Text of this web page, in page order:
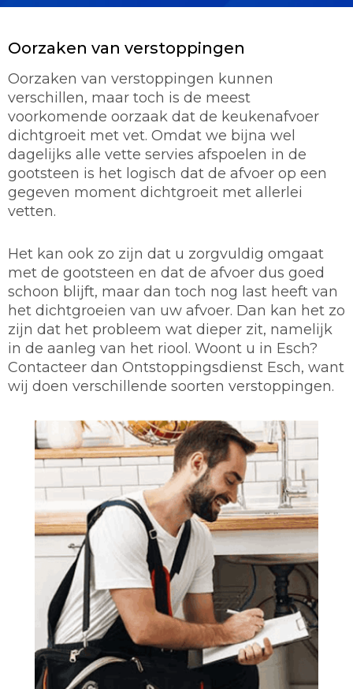
Oorzaken van verstoppingen
Oorzaken van verstoppingen kunnen
verschillen, maar toch is de meest
voorkomende oorzaak dat de keukenafvoer
dichtgroeit met vet. Omdat we bijna wel
dagelijks alle vette servies afspoelen in de
gootsteen is het logisch dat de afvoer op een
gegeven moment dichtgroeit met allerlei
vetten.
Het kan ook zo zijn dat u zorgvuldig omgaat
met de gootsteen en dat de afvoer dus goed
schoon blijft, maar dan toch nog last heeft van
het dichtgroeien van uw afvoer. Dan kan het zo
zijn dat het probleem wat dieper zit, namelijk
in de aanleg van het riool. Woont u in Esch?
Contacteer dan Ontstoppingsdienst Esch, want
wij doen verschillende soorten verstoppingen.